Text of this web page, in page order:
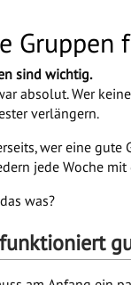
Gruppen
sind wichtig.
absolut. Wer
verlängern.
wer eine gute
jede Woche
was?